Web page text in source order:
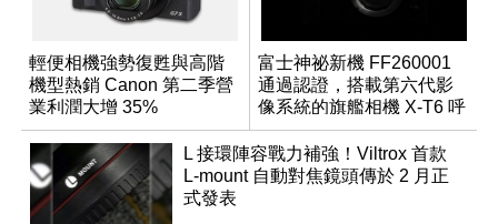
輕便相機強勢復甦與高階
機型熱銷 Canon 第二季營
業利潤大增 35%
富士神祕新機 FF260001
通過認證，搭載第六代影
像系統的旗艦相機 X-T6 呼
之欲出？
L 接環陣容戰力補強！Viltrox 首款
L-mount 自動對焦鏡頭傳於 2 月正
式發表